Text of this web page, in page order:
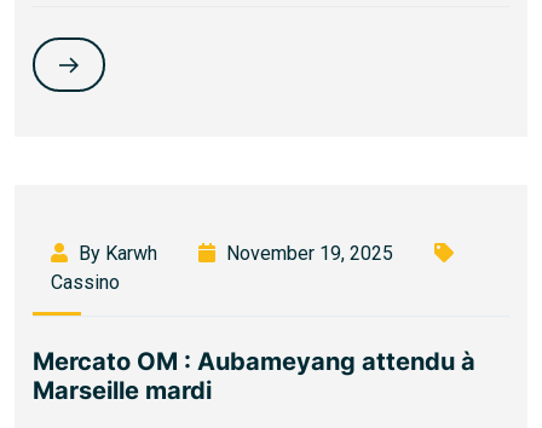
By Karwh
November 19, 2025
Cassino
Mercato OM : Aubameyang attendu à
Marseille mardi